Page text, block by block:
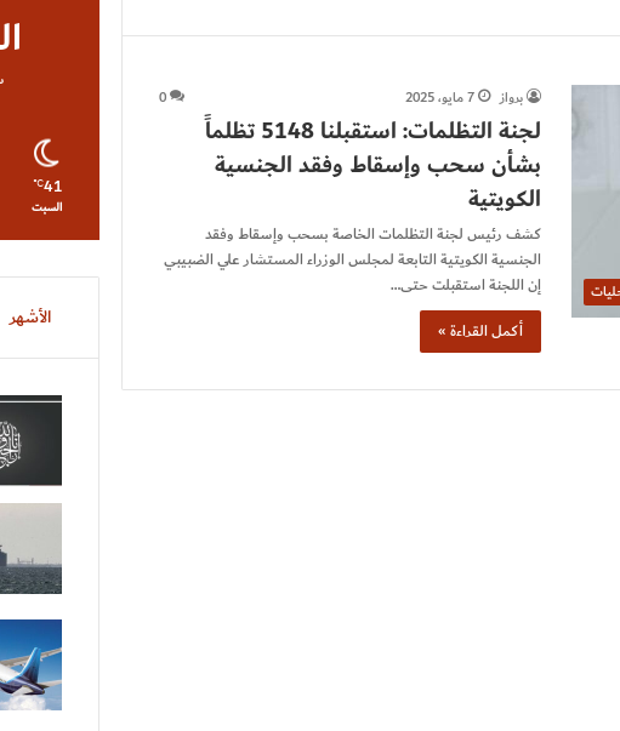
برواز 7 مايو، 2025 0
لجنة التظلمات: استقبلنا 5148 تظلماً
بشأن سحب وإسقاط وفقد الجنسية
الكويتية
كشف رئيس لجنة التظلمات الخاصة بسحب وإسقاط وفقد
الجنسية الكويتية التابعة لمجلس الوزراء المستشار علي الضبيبي
إن اللجنة استقبلت حتى…
أكمل القراءة »
41
℃
السبت
الأشهر